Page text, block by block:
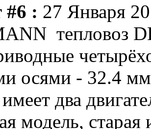
#6 : 27 Января
тепловоз
осями - 32.4
два
модель, старая